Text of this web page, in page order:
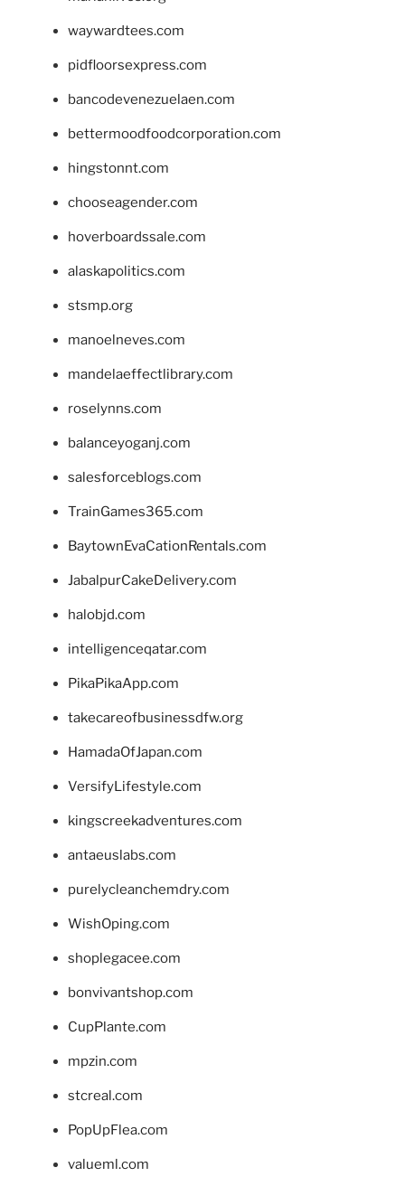
waywardtees.com
pidfloorsexpress.com
bancodevenezuelaen.com
bettermoodfoodcorporation.com
hingstonnt.com
chooseagender.com
hoverboardssale.com
alaskapolitics.com
stsmp.org
manoelneves.com
mandelaeffectlibrary.com
roselynns.com
balanceyoganj.com
salesforceblogs.com
TrainGames365.com
BaytownEvaCationRentals.com
JabalpurCakeDelivery.com
halobjd.com
intelligenceqatar.com
PikaPikaApp.com
takecareofbusinessdfw.org
HamadaOfJapan.com
VersifyLifestyle.com
kingscreekadventures.com
antaeuslabs.com
purelycleanchemdry.com
WishOping.com
shoplegacee.com
bonvivantshop.com
CupPlante.com
mpzin.com
stcreal.com
PopUpFlea.com
valueml.com